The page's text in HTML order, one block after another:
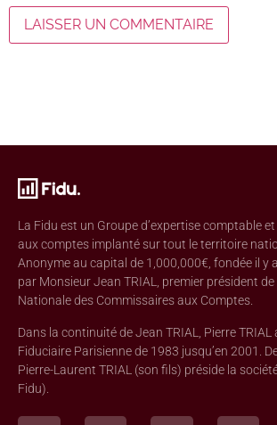
La Fidu est un Groupe d’expertise comptable
aux comptes implanté sur tout le territoire
Anonyme au capital de 1,000,000€, fondée il y
par Monsieur Jean TRIAL, premier président
Nationale des Commissaires aux Comptes.
Dans la continuité de Jean TRIAL, Pierre TRIAL
Fiduciaire Parisienne de 1983 jusqu’en 2001.
Pierre-Laurent TRIAL (son fils) préside la
Fidu).